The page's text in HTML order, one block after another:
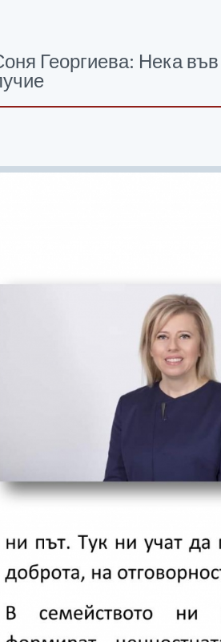
Георгиева: Нека